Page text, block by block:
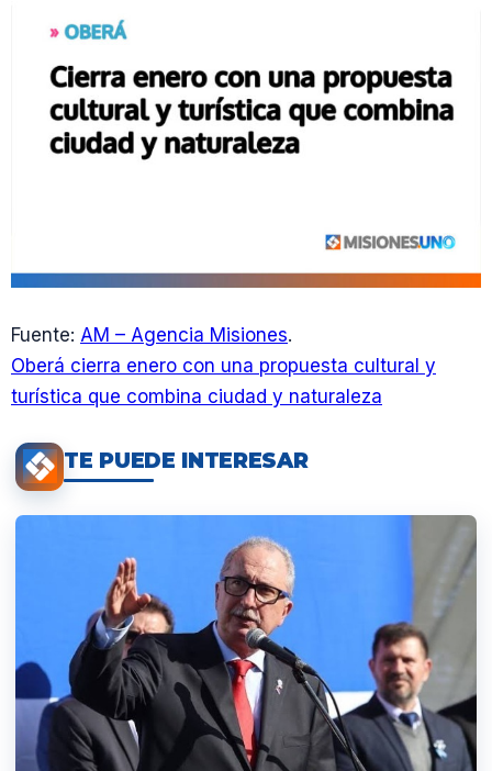
Fuente: AM – Agencia Misiones.
Oberá cierra enero con una propuesta cultural y
turística que combina ciudad y naturaleza
TE PUEDE INTERESAR